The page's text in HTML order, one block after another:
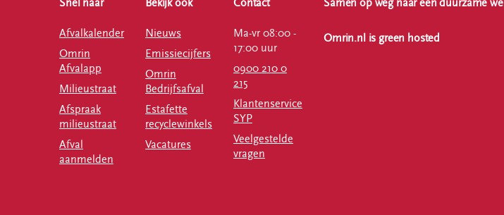
Snel naar
Afvalkalender
Omrin
Afvalapp
Milieustraat
Afspraak
milieustraat
Afval
aanmelden
Bekijk ook
Nieuws
Emissiecijfers
Omrin
Bedrijfsafval
Estafette
recyclewinkels
Vacatures
Contact
Ma-vr 08:00 -
17:00 uur
0900 210 0
215
Klantenservice
SYP
Veelgestelde
vragen
Samen op weg naar een duurzame
Omrin.nl is green hosted